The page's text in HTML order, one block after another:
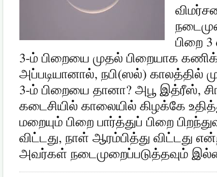
பிறை
3-ம் பிறையை முதல் பிறையாக
அப்படியானால், நபி(ஸல்) காலத்தில்
3-ம் பிறையை தானா? அபூ இத்ரீஸ்,
கடைசியில் காலையில் கிழக்கே
மறையும் பிறை பார்த்துப் பிறை
விட்டது, நாள் ஆரம்பித்து விட்டது
அவர்கள் நடைமுறைப்படுத்தவும்